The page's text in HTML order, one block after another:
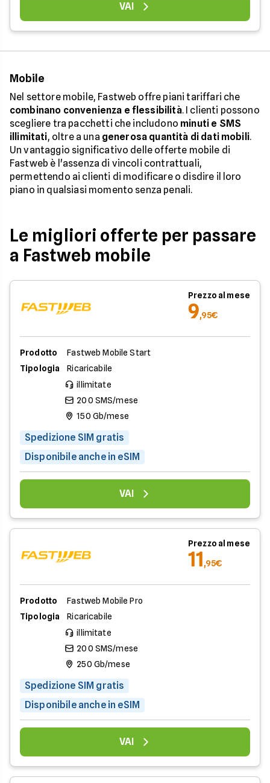
VAI
Mobile
Nel settore mobile, Fastweb offre piani tariffari che
combinano convenienza e flessibilità. I clienti possono
scegliere tra pacchetti che includono minuti e SMS
illimitati, oltre a una generosa quantità di dati mobili.
Un vantaggio significativo delle offerte mobile di
Fastweb è l'assenza di vincoli contrattuali,
permettendo ai clienti di modificare o disdire il loro
piano in qualsiasi momento senza penali.
Le migliori offerte per passare
a Fastweb mobile
Prezzo al mese
9,95€
Prodotto
Fastweb Mobile Start
Tipologia
Ricaricabile
illimitate
200 SMS/mese
150 Gb/mese
Spedizione SIM gratis
Disponibile anche in eSIM
VAI
Prezzo al mese
11,95€
Prodotto
Fastweb Mobile Pro
Tipologia
Ricaricabile
illimitate
200 SMS/mese
250 Gb/mese
Spedizione SIM gratis
Disponibile anche in eSIM
VAI